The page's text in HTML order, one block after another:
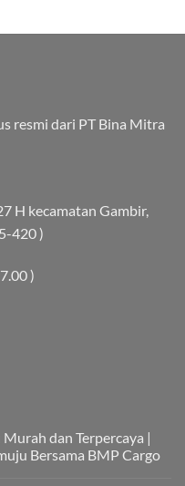
resmi dari PT Bina Mitra
H kecamatan Gambir,
420 )
)
dan Terpercaya |
Bersama BMP Cargo